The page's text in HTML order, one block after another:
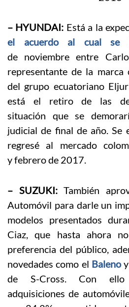
– HYUNDAI: Está a la
el acuerdo al cual se
de noviembre entre
representante de la marca
del grupo ecuatoriano
está el retiro de las
situación que se
judicial de final de año. Se
regresé al mercado
y febrero de 2017.
– SUZUKI:También
Automóvil para darle un
modelos presentados
Ciaz, que hasta ahora
preferencia del público,
novedades como el Balenoy
de S-Cross. Con ello
adquisiciones de